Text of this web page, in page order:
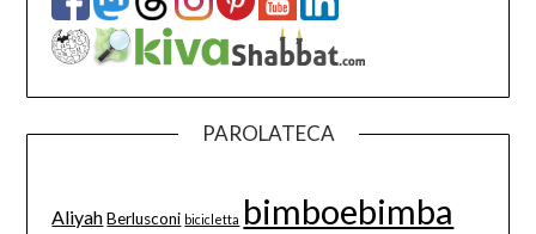
PAROLATECA
Aliyah Berlusconi bicicletta bimboebimba